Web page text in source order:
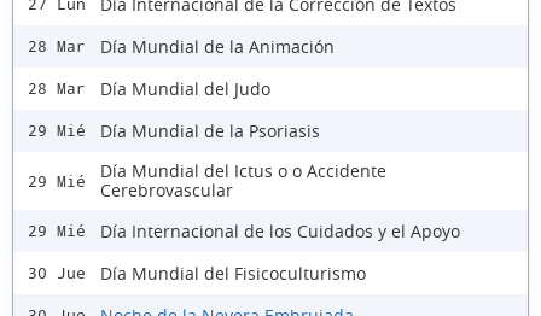
27 Lun
28 Mar Día Mundial de la Animación
28 Mar Día Mundial del Judo
29 Mié Día Mundial de la Psoriasis
29 Mié
Día Mundial del Ictus o o Accidente
Cerebrovascular
29 Mié Día Internacional de los Cuidados y el Apoyo
30 Jue Día Mundial del Fisicoculturismo